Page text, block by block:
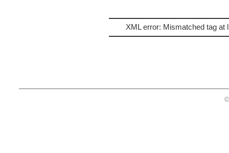
XML error: Mismatched tag at